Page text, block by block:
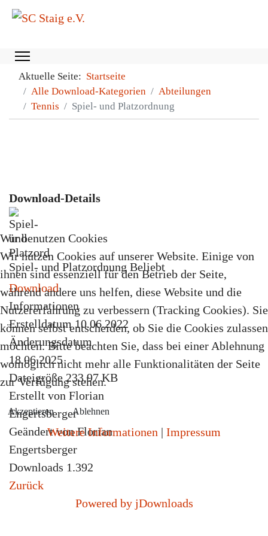
Aktuelle Seite: Startseite
Alle Download-Kategorien
Abteilungen
Tennis
Spiel- und Platzordnung
Download-Details
Spiel- und Platzordnung Beliebt
Download
Informationen
Erstelldatum10.06.2022
Änderungsdatum
18.06.2025
Dateigröße 233.97 KB
Erstellt von Florian
Engertsberger
Geändert vonFlorian
Engertsberger
Downloads 1.392
Zurück
Powered by jDownloads
Wir benutzen Cookies
Wir nutzen Cookies auf unserer Website. Einige von
ihnen sind essenziell für den Betrieb der Seite,
während andere uns helfen, diese Website und die
Nutzererfahrung zu verbessern (Tracking Cookies). Sie
können selbst entscheiden, ob Sie die Cookies zulassen
möchten. Bitte beachten Sie, dass bei einer Ablehnung
womöglich nicht mehr alle Funktionalitäten der Seite
zur Verfügung stehen.
Akzeptieren Ablehnen
Weitere Informationen | Impressum